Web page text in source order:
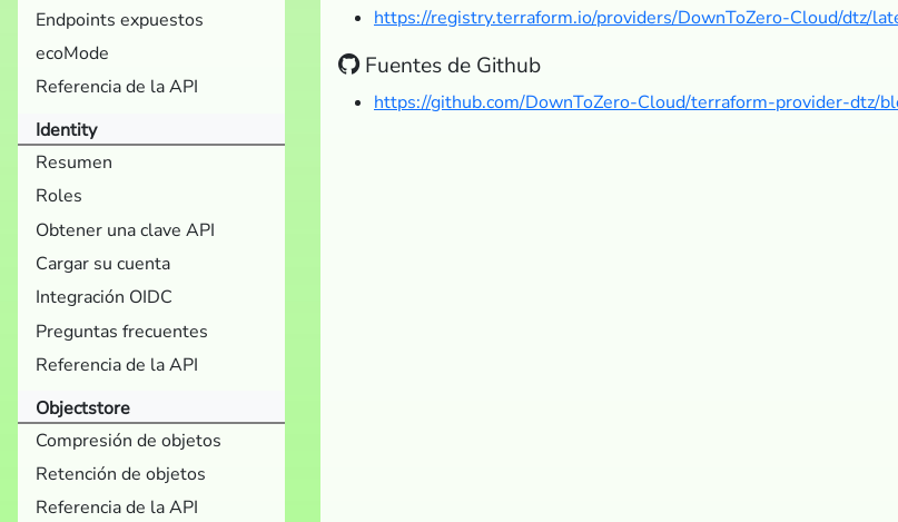
Endpoints expuestos
ecoMode
Referencia de la API
Identity
Resumen
Roles
Obtener una clave API
Cargar su cuenta
Integración OIDC
Preguntas frecuentes
Referencia de la API
Objectstore
Compresión de objetos
Retención de objetos
Referencia de la API
https://registry.terraform.io/providers/DownToZero-Cloud/dtz/
Fuentes de Github
https://github.com/DownToZero-Cloud/terraform-provider-dtz/